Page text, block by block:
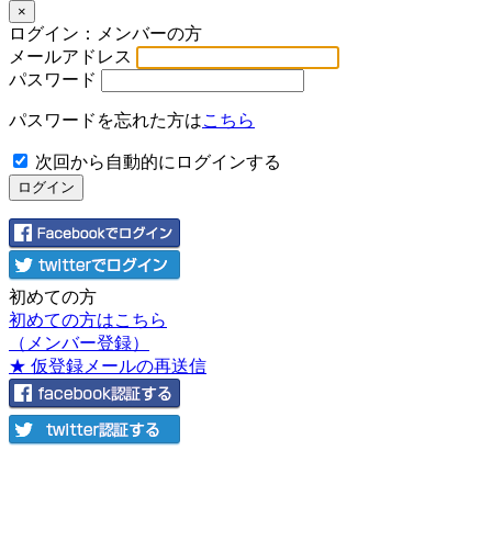
×
ログイン：メンバーの方
メールアドレス
パスワード
パスワードを忘れた方はこちら
次回から自動的にログインする
初めての方
初めての方はこちら
（メンバー登録）
★ 仮登録メールの再送信